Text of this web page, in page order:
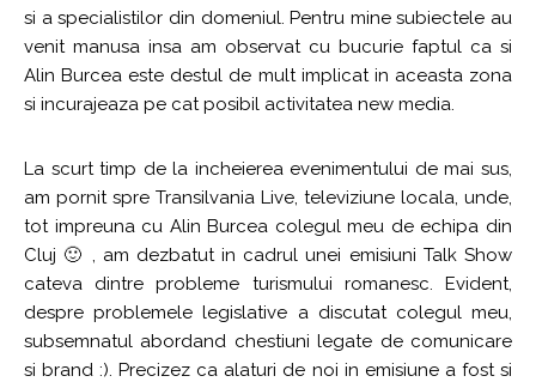
si a specialistilor din domeniul. Pentru mine subiectele au
venit manusa insa am observat cu bucurie faptul ca si
Alin Burcea este destul de mult implicat in aceasta zona
si incurajeaza pe cat posibil activitatea new media.
La scurt timp de la incheierea evenimentului de mai sus,
am pornit spre Transilvania Live, televiziune locala, unde,
tot impreuna cu Alin Burcea colegul meu de echipa din
Cluj 🙂 , am dezbatut in cadrul unei emisiuni Talk Show
cateva dintre probleme turismului romanesc. Evident,
despre problemele legislative a discutat colegul meu,
subsemnatul abordand chestiuni legate de comunicare
si brand :). Precizez ca alaturi de noi in emisiune a fost si